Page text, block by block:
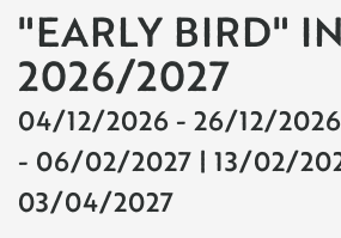
"EARLY BIRD"
2026/2027
04/12/2026 - 26/12/
- 06/02/2027 | 13/02/
03/04/2027